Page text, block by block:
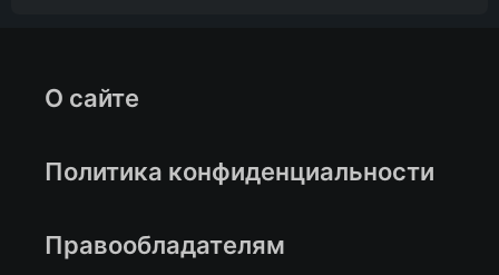
О сайте
Политика конфиденциальности
Правообладателям